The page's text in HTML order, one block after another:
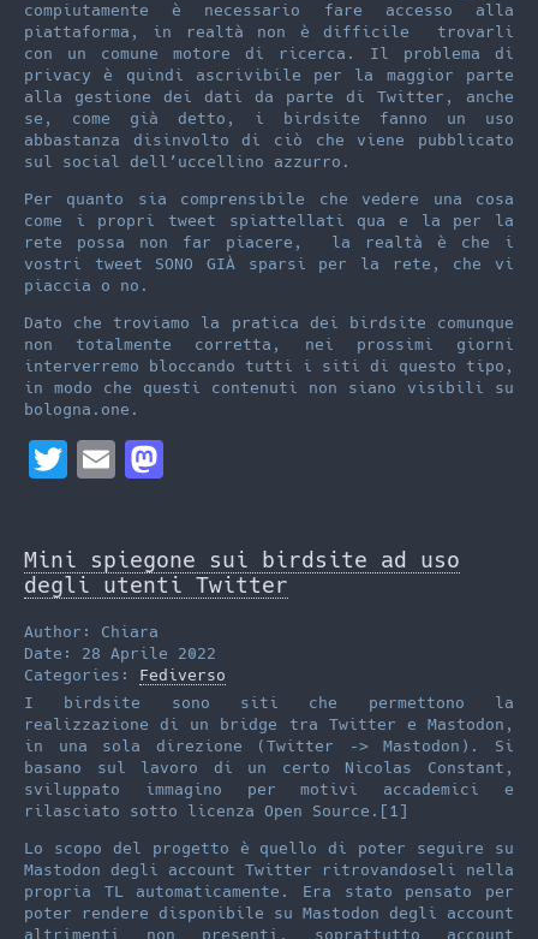
compiutamente è necessario fare accesso alla
piattaforma, in realtà non è difficile trovarli
con un comune motore di ricerca. Il problema di
privacy è quindi ascrivibile per la maggior parte
alla gestione dei dati da parte di Twitter, anche
se, come già detto, i birdsite fanno un uso
abbastanza disinvolto di ciò che viene pubblicato
sul social dell’uccellino azzurro.
Per quanto sia comprensibile che vedere una cosa
come i propri tweet spiattellati qua e la per la
rete possa non far piacere, la realtà è che i
vostri tweet SONO GIÀ sparsi per la rete, che vi
piaccia o no.
Dato che troviamo la pratica dei birdsite comunque
non totalmente corretta, nei prossimi giorni
interverremo bloccando tutti i siti di questo tipo,
in modo che questi contenuti non siano visibili su
bologna.one.
T
t
t
e
r
E
i
l
t
o
d
o
n
Mini spiegone sui birdsite ad uso
degli utenti Twitter
Author: Chiara
Date: 28 Aprile 2022
Categories: Fediverso
I birdsite sono siti che permettono la
realizzazione di un bridge tra Twitter e Mastodon,
in una sola direzione (Twitter –> Mastodon). Si
basano sul lavoro di un certo Nicolas Constant,
sviluppato immagino per motivi accademici e
rilasciato sotto licenza Open Source.[1]
Lo scopo del progetto è quello di poter seguire su
Mastodon degli account Twitter ritrovandoseli nella
propria TL automaticamente. Era stato pensato per
poter rendere disponibile su Mastodon degli account
altrimenti non presenti, soprattutto account